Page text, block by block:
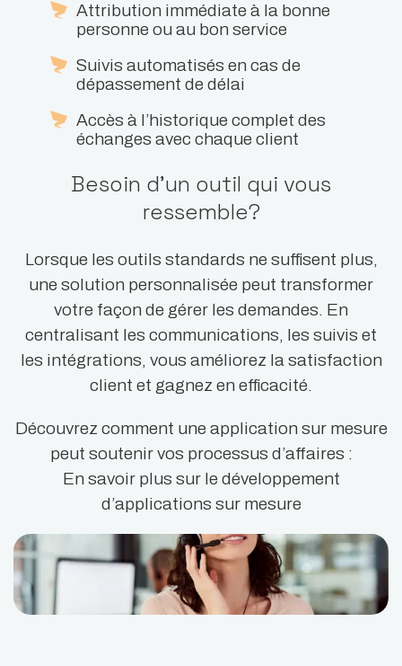
Attribution immédiate à la bonne
personne ou au bon service
Suivis automatisés en cas de
dépassement de délai
Accès à l’historique complet des
échanges avec chaque client
Besoin d’un outil qui vous
ressemble?
Lorsque les outils standards ne suffisent plus,
une solution personnalisée peut transformer
votre façon de gérer les demandes. En
centralisant les communications, les suivis et
les intégrations, vous améliorez la satisfaction
client et gagnez en efficacité.
Découvrez comment une application sur mesure
peut soutenir vos processus d’affaires :
En savoir plus sur le développement
d’applications sur mesure